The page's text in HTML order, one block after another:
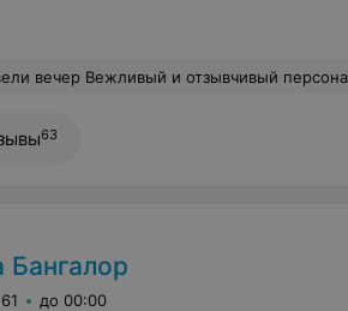
вечер Вежливый и отзывчивый
63
Бангалор
до 00:00